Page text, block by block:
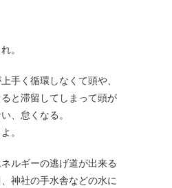
。
手く循環しなくて頭や、
と滞留してしまって頭が
、怠くなる。
。
ルギーの逃げ道が出来る
神社の手水舎などの水に